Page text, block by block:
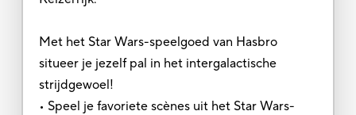
Met het Star Wars-speelgoed van Hasbro
situeer je jezelf pal in het intergalactische
strijdgewoel!
• Speel je favoriete scènes uit het Star Wars-